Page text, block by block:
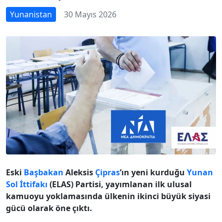
Yunanistan 30 Mayıs 2026
Eski Başbakan Aleksis Çipras’ın yeni kurduğu Yunan
Sol İttifakı (ELAS) Partisi, yayımlanan ilk ulusal
kamuoyu yoklamasında ülkenin ikinci büyük siyasi
gücü olarak öne çıktı.